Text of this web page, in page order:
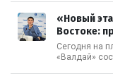
«Новый
Востоке:
Сегодня на
«Валдай»